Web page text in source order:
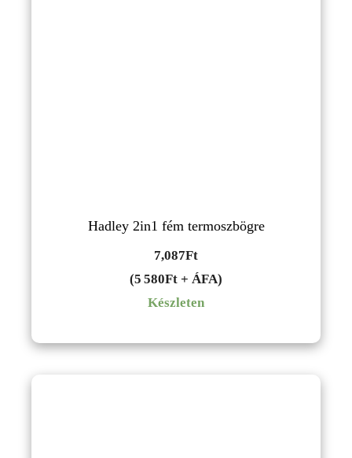
Hadley 2in1 fém termoszbögre
7,087Ft
(5 580Ft + ÁFA)
Készleten